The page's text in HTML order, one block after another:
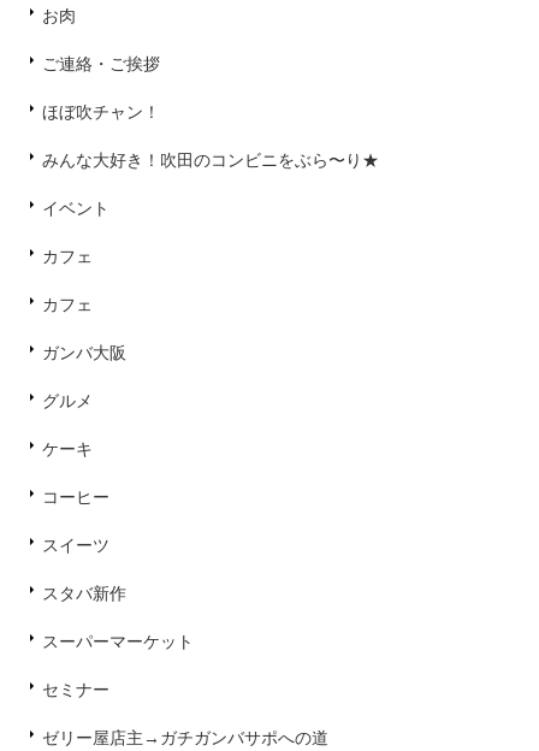
お肉
ご連絡・ご挨拶
ほぼ吹チャン！
みんな大好き！吹田のコンビニをぶら〜り★
イベント
カフェ
カフェ
ガンバ大阪
グルメ
ケーキ
コーヒー
スイーツ
スタバ新作
スーパーマーケット
セミナー
ゼリー屋店主→ガチガンバサポへの道